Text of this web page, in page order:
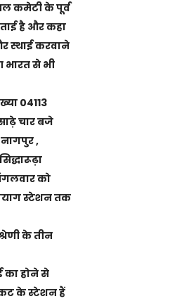
कमेटी के पूर्व
है और कहा
स्थाई करवाने
भारत से भी
04113
चार बजे
नागपुर ,
को
स्टेशन तक
के तीन
का होने से
के स्टेशन हैं